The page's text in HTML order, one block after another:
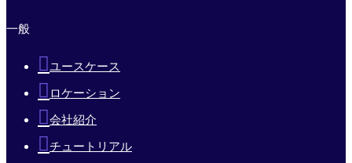
一般
ユースケース
ロケーション
会社紹介
チュートリアル